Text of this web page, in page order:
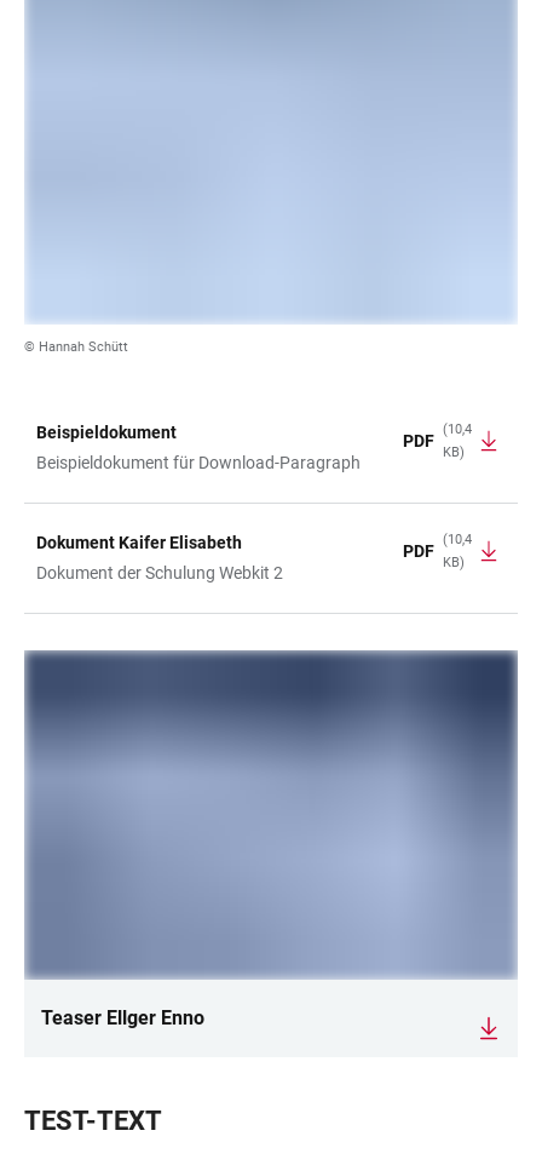
© Hannah Schütt
TABELLE
Beispieldokument
Beispieldokument für Download-Paragraph
PDF
(10,4
KB)
Dokument Kaifer Elisabeth
Dokument der Schulung Webkit 2
PDF
(10,4
KB)
Teaser Ellger Enno
TEST-TEXT